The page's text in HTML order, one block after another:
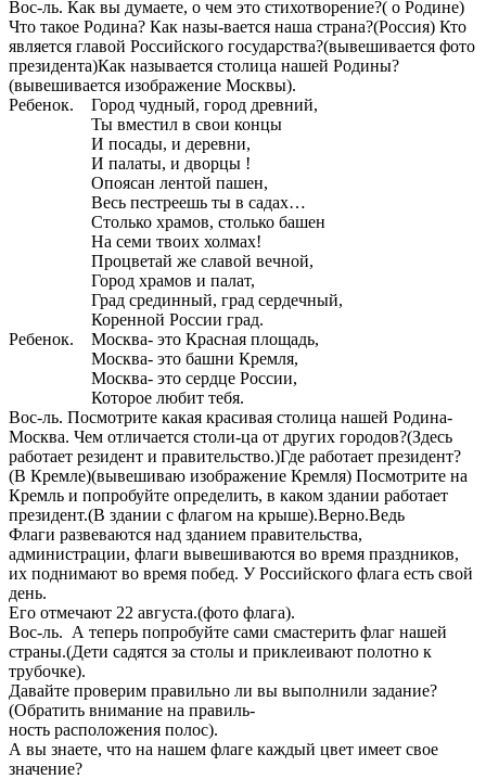
Вос-ль. Как вы думаете, о чем это стихотворение?( о Родине)
Что такое Родина? Как назы-вается наша страна?(Россия) Кто
является главой Российского государства?(вывешивается фото
президента)Как называется столица нашей Родины?
(вывешивается изображение Москвы).
Ребенок. Город чудный, город древний,
Ты вместил в свои концы
И посады, и деревни,
И палаты, и дворцы !
Опоясан лентой пашен,
Весь пестреешь ты в садах…
Столько храмов, столько башен
На семи твоих холмах!
Процветай же славой вечной,
Город храмов и палат,
Град срединный, град сердечный,
Коренной России град.
Ребенок. Москва- это Красная площадь,
Москва- это башни Кремля,
Москва- это сердце России,
Которое любит тебя.
Вос-ль. Посмотрите какая красивая столица нашей Родина-
Москва. Чем отличается столи-ца от других городов?(Здесь
работает резидент и правительство.)Где работает президент?
(В Кремле)(вывешиваю изображение Кремля) Посмотрите на
Кремль и попробуйте определить, в каком здании работает
президент.(В здании с флагом на крыше).Верно.Ведь
Флаги развеваются над зданием правительства,
администрации, флаги вывешиваются во время праздников,
их поднимают во время побед. У Российского флага есть свой
день.
Его отмечают 22 августа.(фото флага).
Вос-ль. А теперь попробуйте сами смастерить флаг нашей
страны.(Дети садятся за столы и приклеивают полотно к
трубочке).
Давайте проверим правильно ли вы выполнили задание?
(Обратить внимание на правиль-
ность расположения полос).
А вы знаете, что на нашем флаге каждый цвет имеет свое
значение?